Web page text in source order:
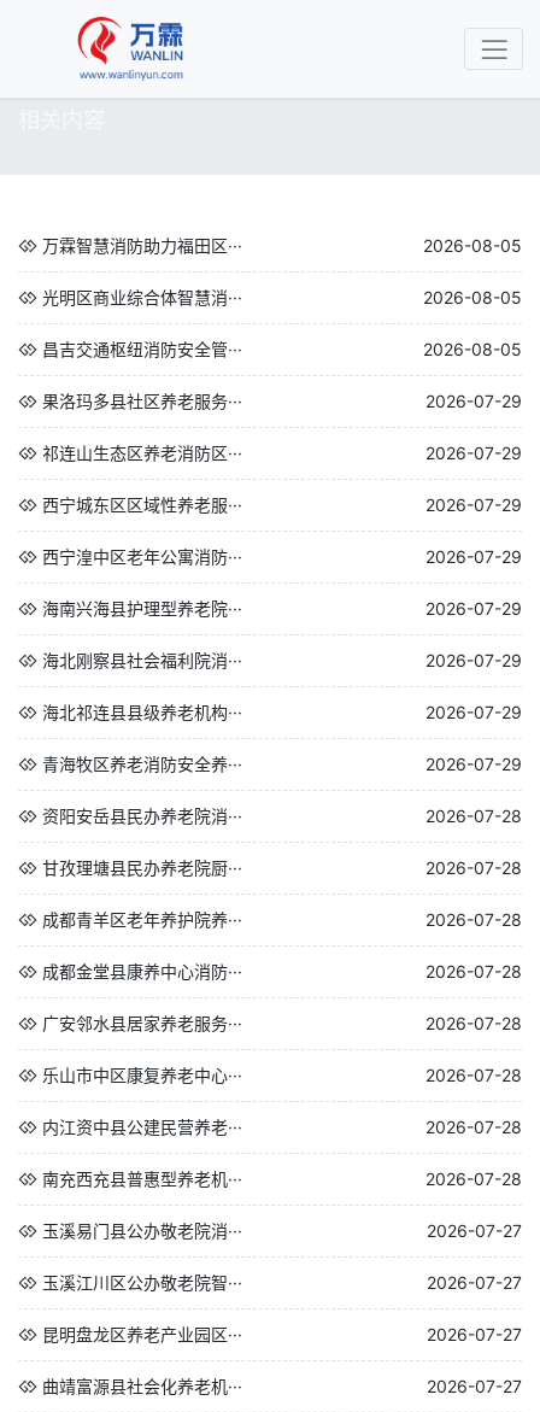
万霖智慧消防助力福田区··· 2026-08-05
光明区商业综合体智慧消··· 2026-08-05
昌吉交通枢纽消防安全管··· 2026-08-05
果洛玛多县社区养老服务··· 2026-07-29
祁连山生态区养老消防区··· 2026-07-29
西宁城东区区域性养老服··· 2026-07-29
西宁湟中区老年公寓消防··· 2026-07-29
海南兴海县护理型养老院··· 2026-07-29
海北刚察县社会福利院消··· 2026-07-29
海北祁连县县级养老机构··· 2026-07-29
青海牧区养老消防安全养··· 2026-07-29
资阳安岳县民办养老院消··· 2026-07-28
甘孜理塘县民办养老院厨··· 2026-07-28
成都青羊区老年养护院养··· 2026-07-28
成都金堂县康养中心消防··· 2026-07-28
广安邻水县居家养老服务··· 2026-07-28
乐山市中区康复养老中心··· 2026-07-28
内江资中县公建民营养老··· 2026-07-28
南充西充县普惠型养老机··· 2026-07-28
玉溪易门县公办敬老院消··· 2026-07-27
玉溪江川区公办敬老院智··· 2026-07-27
昆明盘龙区养老产业园区··· 2026-07-27
曲靖富源县社会化养老机··· 2026-07-27